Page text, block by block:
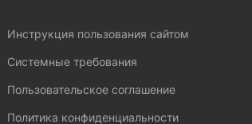
Инструкция пользования сайтом
Системные требования
Пользовательское соглашение
Политика конфиденциальности